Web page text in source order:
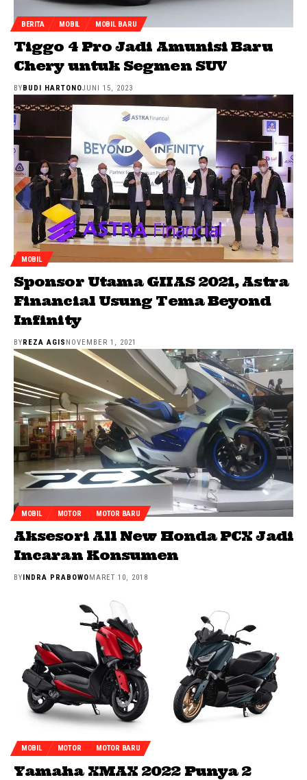
BERITA MOBIL MOBIL BARU
Tiggo 4 Pro Jadi Amunisi Baru
Chery untuk Segmen SUV
BY BUDI HARTONOJUNI 15, 2023
MOBIL
Sponsor Utama GIIAS 2021, Astra
Financial Usung Tema Beyond
Infinity
BY REZA AGIS NOVEMBER 1, 2021
MOBIL MOTOR MOTOR BARU
Aksesori All New Honda PCX Jadi
Incaran Konsumen
BYINDRA PRABOWOMARET 10, 2018
MOBIL MOTOR MOTOR BARU
Yamaha XMAX 2022 Punya 2